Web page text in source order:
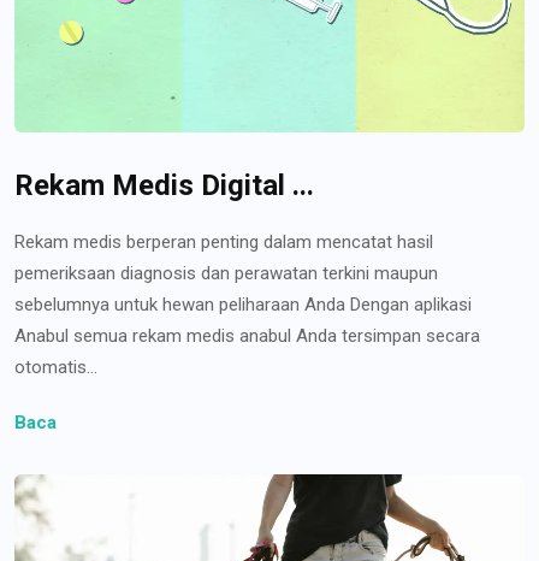
Rekam Medis Digital ...
Rekam medis berperan penting dalam mencatat hasil
pemeriksaan diagnosis dan perawatan terkini maupun
sebelumnya untuk hewan peliharaan Anda Dengan aplikasi
Anabul semua rekam medis anabul Anda tersimpan secara
otomatis...
Baca